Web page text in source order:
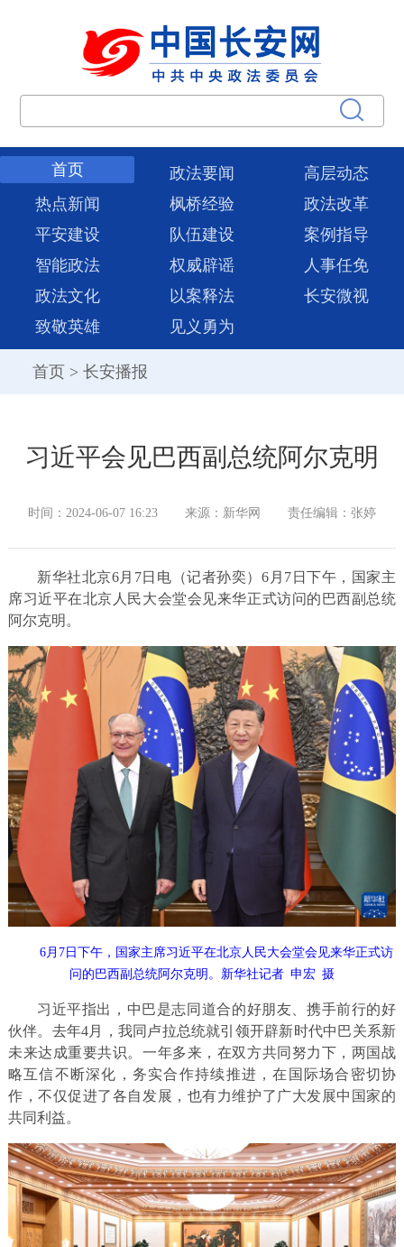
首页 政法要闻
高层动态
热点新闻
枫桥经验
政法改革
平安建设
队伍建设
案例指导
智能政法
权威辟谣
人事任免
政法文化
以案释法
长安微视
致敬英雄
见义勇为
首页 > 长安播报
习近平会见巴西副总统阿尔克明
时间：2024-06-07 16:23 来源：新华网 责任编辑：张婷
新华社北京6月7日电（记者孙奕）6月7日下午，国家主
席习近平在北京人民大会堂会见来华正式访问的巴西副总统
阿尔克明。
6月7日下午，国家主席习近平在北京人民大会堂会见来华正式访
问的巴西副总统阿尔克明。新华社记者 申宏 摄
习近平指出，中巴是志同道合的好朋友、携手前行的好
伙伴。去年4月，我同卢拉总统就引领开辟新时代中巴关系新
未来达成重要共识。一年多来，在双方共同努力下，两国战
略互信不断深化，务实合作持续推进，在国际场合密切协
作，不仅促进了各自发展，也有力维护了广大发展中国家的
共同利益。